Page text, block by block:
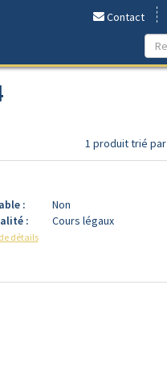
Contact
1 produit trié par
:
Non
:
Cours légaux
détails